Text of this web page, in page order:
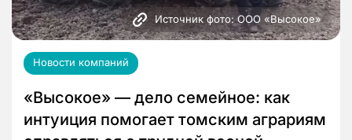
Источник фото: ООО «Высокое»
Новости компаний
«Высокое» — дело семейное: как
интуиция помогает томским аграриям